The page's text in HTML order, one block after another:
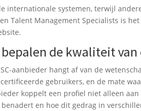
internationale systemen, terwijl
Talent Management Specialists is
de kwaliteit van
aanbieder hangt af van de
gebruikers, en de mate
koppelt een profiel niet alleen
en hoe dit gedrag in